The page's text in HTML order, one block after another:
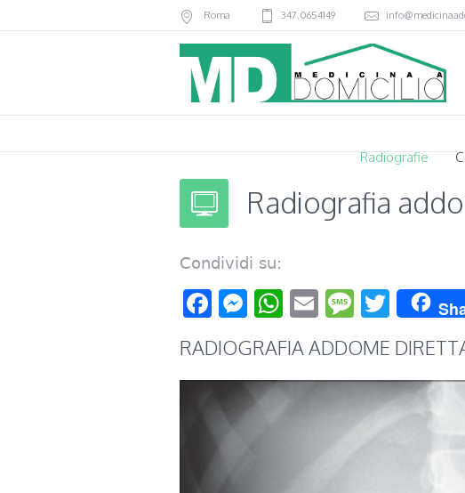
Roma 347.0654149
Radiografie
Radiografia
Condividi su:
Facebook
Messenger
WhatsApp
Email
RADIOGRAFIA ADDOME